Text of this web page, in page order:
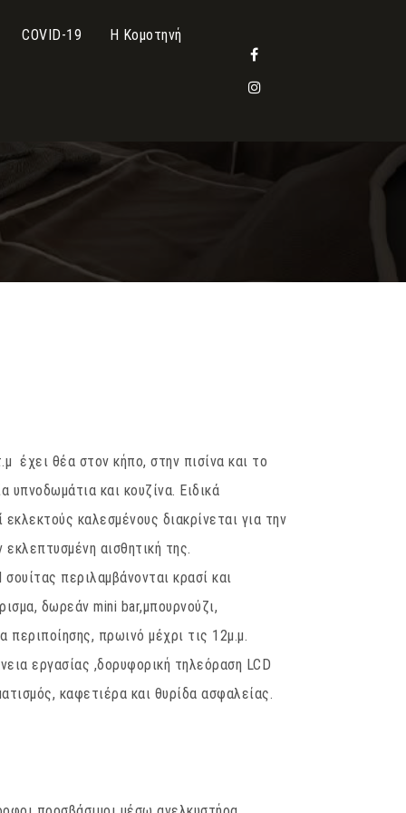
COVID-19 Η Κομοτηνή
έχει θέα στον κήπο, στην πισίνα και το
υπνοδωμάτια και κουζίνα. Ειδικά
καλεσμένους διακρίνεται για την
αισθητική της.
περιλαμβάνονται κρασί και
δωρεάν mini bar,μπουρνούζι,
πρωινό μέχρι τις 12μ.μ.
εργασίας ,δορυφορική τηλεόραση LCD
καφετιέρα και θυρίδα ασφαλείας.